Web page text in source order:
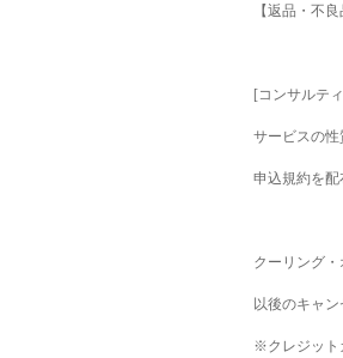
【返品・不
[コンサルテ
サービスの性
申込規約を配
クーリング
以後のキャン
※クレジッ